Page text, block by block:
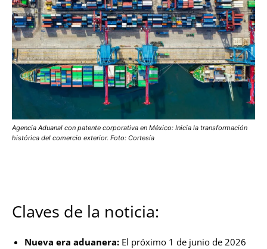
Agencia Aduanal con patente corporativa en México: Inicia la transformación
histórica del comercio exterior. Foto: Cortesía
Claves de la noticia:
Nueva era aduanera: El próximo 1 de junio de 2026